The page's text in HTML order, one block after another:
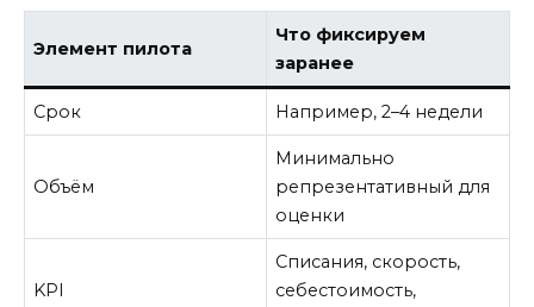
Элемент пилота
Что фиксируем
заранее
Срок Например, 2–4 недели
Объём
Минимально
репрезентативный для
оценки
KPI
Списания, скорость,
себестоимость,